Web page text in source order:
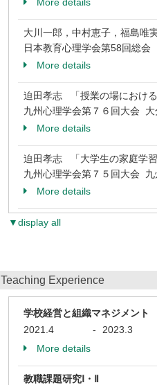
大川一郎，中村恵子，福島唯
日本教育心理学会第58回総会
More details
迫田孝志 「授業の場におけ
九州心理学会第７６回大会
More details
迫田孝志 「大学生の家庭学
九州心理学会第７５回大会
More details
▼display all
Teaching Experience
学校経営と組織マネジメント
2021.4
- 2023.3
More details
教職課題研究Ⅰ・Ⅱ